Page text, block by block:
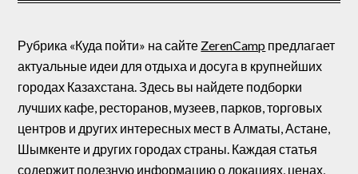
Рубрика «Куда пойти» на сайте ZerenCamp предлагает
актуальные идеи для отдыха и досуга в крупнейших
городах Казахстана.Здесь вы найдете подборки
лучших кафе, ресторанов, музеев, парков, торговых
центров и других интересных мест в Алматы, Астане,
Шымкенте и других городах страны. Каждая статья
содержит полезную информацию о локациях, ценах,